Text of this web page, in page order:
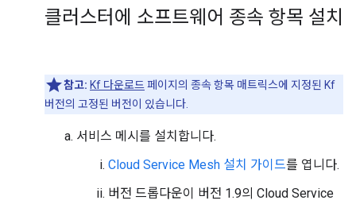
클러스터에 소프트웨어 종속 항목 설치
참고: Kf 다운로드페이지의 종속 항목 매트릭스에 지정된 Kf
버전의 고정된 버전이 있습니다.
서비스 메시를 설치합니다.
Cloud Service Mesh 설치 가이드를 엽니다.
버전 드롭다운이 버전 1.9의 Cloud Service